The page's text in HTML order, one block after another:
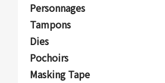
Personnages
Tampons
Dies
Pochoirs
Masking Tape